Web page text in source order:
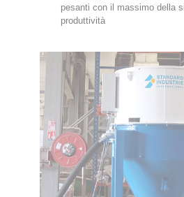
pesanti con il massimo della
produttività